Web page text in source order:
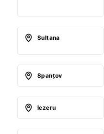
Sultana
Spanţov
Iezeru